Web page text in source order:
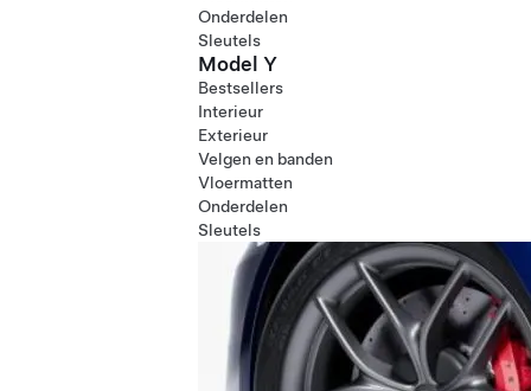
Onderdelen
Sleutels
Model Y
Bestsellers
Interieur
Exterieur
Velgen en banden
Vloermatten
Onderdelen
Sleutels